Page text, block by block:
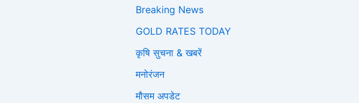
Breaking News
GOLD RATES TODAY
कृषि सुचना & खबरें
मनोरंजन
मौसम अपडेट